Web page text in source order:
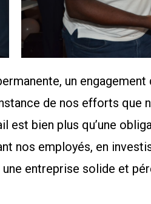
un
de nos efforts que
bien plus qu’une
nos employés, en
entreprise solide et